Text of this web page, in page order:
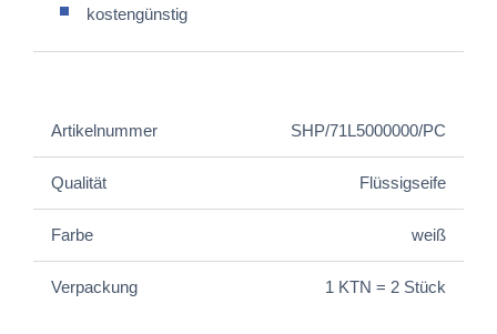
kostengünstig
Artikelnummer SHP/71L5000000/PC
Qualität Flüssigseife
Farbe weiß
Verpackung 1 KTN = 2 Stück